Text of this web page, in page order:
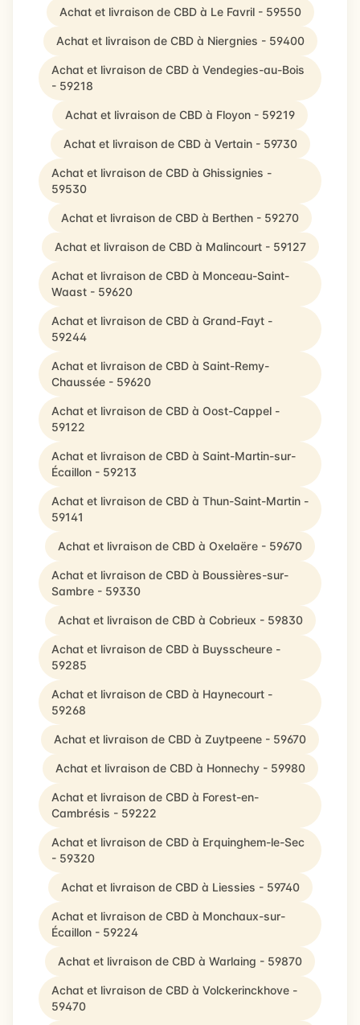
Achat et livraison de CBD à Le Favril - 59550
Achat et livraison de CBD à Niergnies - 59400
Achat et livraison de CBD à Vendegies-au-Bois
- 59218
Achat et livraison de CBD à Floyon - 59219
Achat et livraison de CBD à Vertain - 59730
Achat et livraison de CBD à Ghissignies -
59530
Achat et livraison de CBD à Berthen - 59270
Achat et livraison de CBD à Malincourt - 59127
Achat et livraison de CBD à Monceau-Saint-
Waast - 59620
Achat et livraison de CBD à Grand-Fayt -
59244
Achat et livraison de CBD à Saint-Remy-
Chaussée - 59620
Achat et livraison de CBD à Oost-Cappel -
59122
Achat et livraison de CBD à Saint-Martin-sur-
Écaillon - 59213
Achat et livraison de CBD à Thun-Saint-Martin -
59141
Achat et livraison de CBD à Oxelaëre - 59670
Achat et livraison de CBD à Boussières-sur-
Sambre - 59330
Achat et livraison de CBD à Cobrieux - 59830
Achat et livraison de CBD à Buysscheure -
59285
Achat et livraison de CBD à Haynecourt -
59268
Achat et livraison de CBD à Zuytpeene - 59670
Achat et livraison de CBD à Honnechy - 59980
Achat et livraison de CBD à Forest-en-
Cambrésis - 59222
Achat et livraison de CBD à Erquinghem-le-Sec
- 59320
Achat et livraison de CBD à Liessies - 59740
Achat et livraison de CBD à Monchaux-sur-
Écaillon - 59224
Achat et livraison de CBD à Warlaing - 59870
Achat et livraison de CBD à Volckerinckhove -
59470